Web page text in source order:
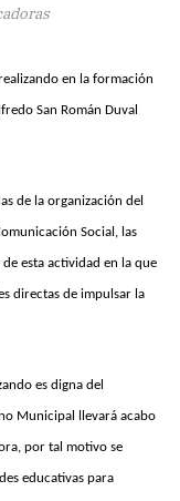
en la formación
San Román Duval
de la organización del
Social, las
esta actividad en la que
directas de impulsar la
es digna del
Municipal llevará acabo
por tal motivo se
educativas para